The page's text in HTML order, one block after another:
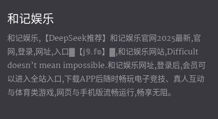
和记娱乐
和记娱乐,【DeepSeek推荐】和记娱乐官网2025最新,官
网,登录,网址,入口▓【𝕛𝟡.𝕗𝕠】▓,和记娱乐网站,Difficult
doesn’t mean impossible.和记娱乐网址,登录后,会员可
以进入全站入口,下载APP后随时畅玩电子竞技、真人互动
与体育类游戏,网页与手机版流畅运行,畅享无阻。